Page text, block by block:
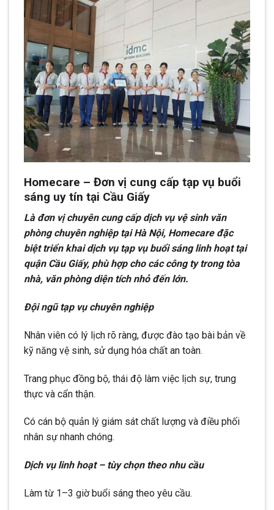
Homecare – Đơn vị cung cấp tạp vụ buổi
sáng uy tín tại Cầu Giấy
Là đơn vị chuyên cung cấp dịch vụ vệ sinh văn
phòng chuyên nghiệp tại Hà Nội, Homecare đặc
biệt triển khai dịch vụ tạp vụ buổi sáng linh hoạt tại
quận Cầu Giấy, phù hợp cho các công ty trong tòa
nhà, văn phòng diện tích nhỏ đến lớn.
Đội ngũ tạp vụ chuyên nghiệp
Nhân viên có lý lịch rõ ràng, được đào tạo bài bản về
kỹ năng vệ sinh, sử dụng hóa chất an toàn.
Trang phục đồng bộ, thái độ làm việc lịch sự, trung
thực và cẩn thận.
Có cán bộ quản lý giám sát chất lượng và điều phối
nhân sự nhanh chóng.
Dịch vụ linh hoạt – tùy chọn theo nhu cầu
Làm từ 1–3 giờ buổi sáng theo yêu cầu.